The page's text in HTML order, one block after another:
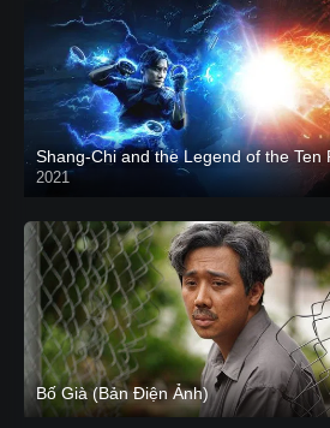
2021
CAM
Bố Già (Bản Điện Ảnh)